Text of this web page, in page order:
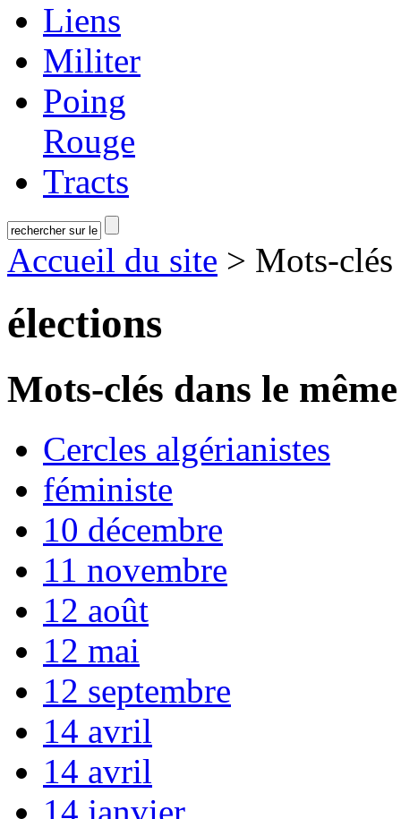
Liens
Militer
Poing
Rouge
Tracts
Accueil du site > Mots-
élections
Mots-clés dans le
Cercles algérianistes
féministe
10 décembre
11 novembre
12 août
12 mai
12 septembre
14 avril
14 avril
14 janvier